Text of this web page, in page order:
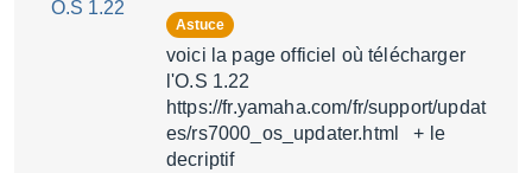
Astuce
voici la page officiel où télécharger
l'O.S 1.22
https://fr.yamaha.com/fr/support/updat
es/rs7000_os_updater.html + le
decriptif